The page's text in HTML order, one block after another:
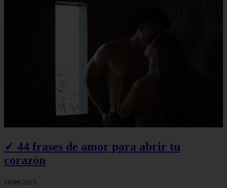
✓ 44 frases de amor para abrir tu
corazón
10/09/2025